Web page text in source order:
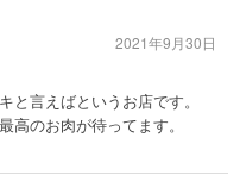
と言えばというお店です。
高のお肉が待ってます。
2021年9月30日